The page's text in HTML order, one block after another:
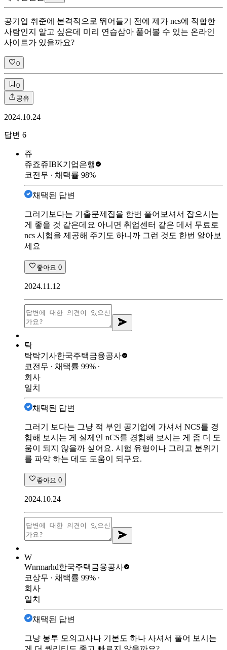
공기업 취준에 본격적으로 뛰어들기 전에 제가 ncs에 적합한
사람인지 알고 싶은데 미리 연습삼아 풀어볼 수 있는 온라인
사이트가 있을까요?
0
0
공유
2024.10.24
답변 6
쥬
쥬죠쥬IBK기업은행
코전무 ∙ 채택률 98%
채택된 답변
그러기보다는 기출문제집을 한번 풀어보셔서 잡으시는
게 좋을 것 같은데요 아니면 취업센터 같은 데서 무료로
ncs 시험을 제공해 주기도 하니까 그런 것도 한번 알아보
세요
좋아요 0
2024.11.12
탁
탁탁기사한국주택금융공사
코전무 ∙ 채택률 99% ∙
회사
일치
채택된 답변
그러기 보다는 그냥 적 부인 공기업에 가셔서 NCS를 경
험해 보시는 게 실제인 nCS를 경험해 보시는 게 좀 더 도
움이 되지 않을까 싶어요. 시험 유형이나 그리고 분위기
를 파악 하는 데도 도움이 되구요.
좋아요 0
2024.10.24
W
Wnrmarhd한국주택금융공사
코상무 ∙ 채택률 99% ∙
회사
일치
채택된 답변
그냥 봉투 모의고사나 기본도 하나 사셔서 풀어 보시는